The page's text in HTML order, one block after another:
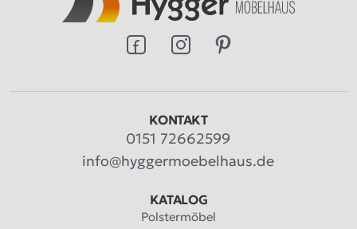
KONTAKT
0151 72662599
info@hyggermoebelhaus.de
KATALOG
Polstermöbel